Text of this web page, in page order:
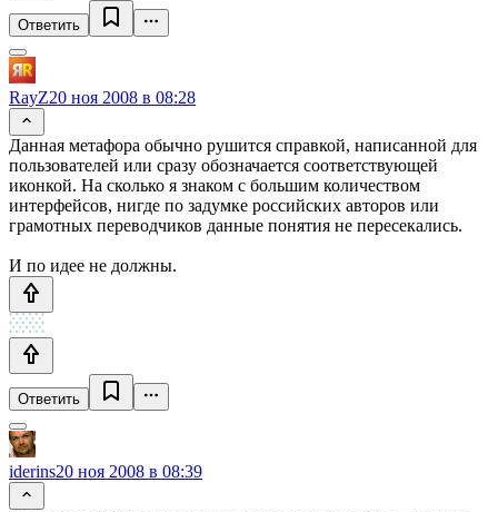
Ответить
RayZ20 ноя 2008 в 08:28
Данная метафора обычно рушится справкой, написанной для
пользователей или сразу обозначается соответствующей
иконкой. На сколько я знаком с большим количеством
интерфейсов, нигде по задумке российских авторов или
грамотных переводчиков данные понятия не пересекались.
И по идее не должны.
Ответить
iderins20 ноя 2008 в 08:39